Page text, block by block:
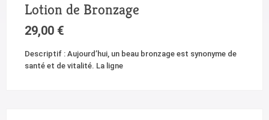
Lotion de Bronzage
29,00 €
Descriptif : Aujourd’hui, un beau bronzage est synonyme de
santé et de vitalité. La ligne